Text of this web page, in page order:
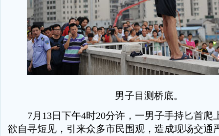
男子目测桥底。
7月13日下午4时20分许，一男子手持匕首爬
欲自寻短见，引来众多市民围观，造成现场交通